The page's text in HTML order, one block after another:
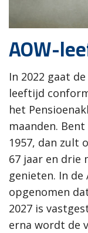
AOW-
In 2022 gaat de
leeftijd
het
maanden.
1957, dan zult
67 jaar en drie
genieten. In
opgenomen
2027 is
erna wordt de